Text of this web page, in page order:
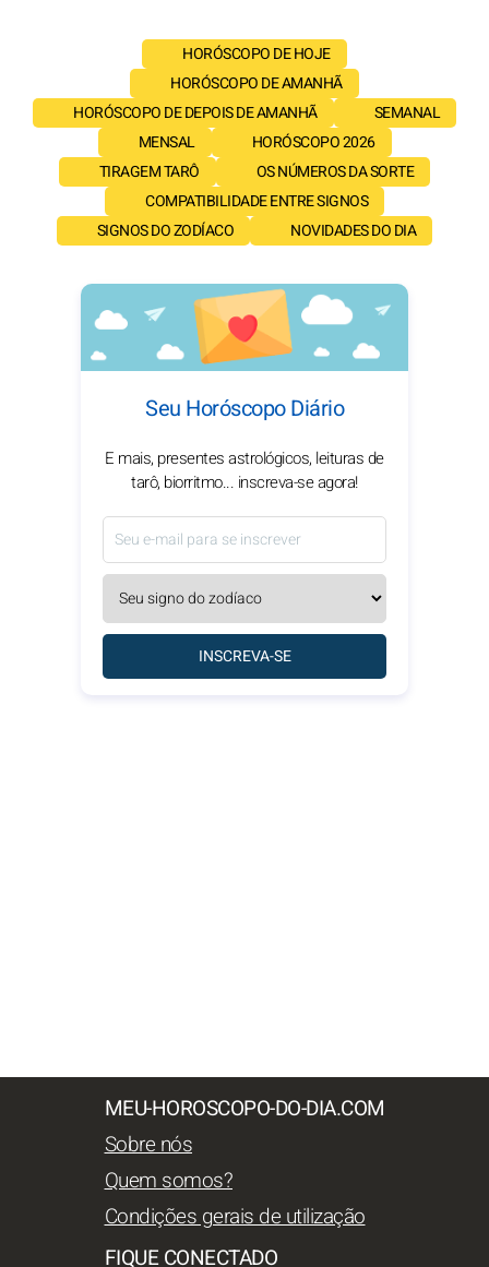
HORÓSCOPO DE HOJE
HORÓSCOPO DE AMANHÃ
HORÓSCOPO DE DEPOIS DE AMANHÃ
SEMANAL
MENSAL
HORÓSCOPO 2026
TIRAGEM TARÔ
OS NÚMEROS DA SORTE
COMPATIBILIDADE ENTRE SIGNOS
SIGNOS DO ZODÍACO
NOVIDADES DO DIA
Seu Horóscopo Diário
E mais, presentes astrológicos, leituras de
tarô, biorritmo... inscreva-se agora!
INSCREVA-SE
MEU-HOROSCOPO-DO-DIA.COM
Sobre nós
Quem somos?
Condições gerais de utilização
FIQUE CONECTADO